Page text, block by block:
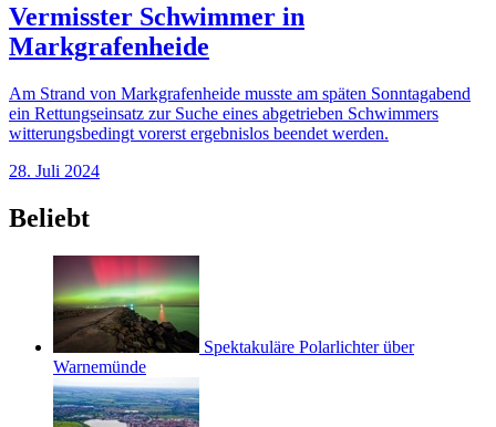
Vermisster Schwimmer in
Markgrafenheide
Am Strand von Markgrafenheide musste am späten Sonntagabend
ein Rettungseinsatz zur Suche eines abgetrieben Schwimmers
witterungsbedingt vorerst ergebnislos beendet werden.
28. Juli 2024
Beliebt
Spektakuläre Polarlichter über
Warnemünde